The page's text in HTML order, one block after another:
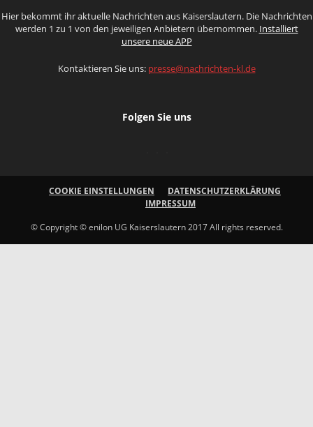
Hier bekommt ihr aktuelle Nachrichten aus Kaiserslautern. Die Nachrichten
werden 1 zu 1 von den jeweiligen Anbietern übernommen. Installiert
unsere neue APP
Kontaktieren Sie uns: presse@nachrichten-kl.de
Folgen Sie uns
COOKIE EINSTELLUNGEN
DATENSCHUTZERKLÄRUNG
IMPRESSUM
© Copyright © enilon UG Kaiserslautern 2017 All rights reserved.